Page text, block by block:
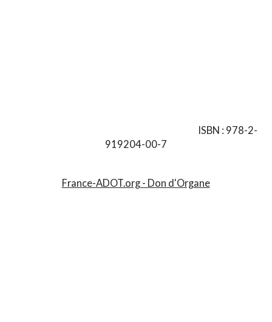
ISBN : 978-2-
919204-00-7
France-ADOT.org - Don d'Organe